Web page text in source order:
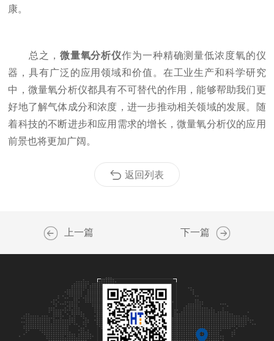
康。
总之， 微量氧分析仪作为一种精确测量低浓度氧的仪
器，具有广泛的应用领域和价值。在工业生产和科学研究
中，微量氧分析仪都具有不可替代的作用，能够帮助我们更
好地了解气体成分和浓度，进一步推动相关领域的发展。随
着科技的不断进步和应用需求的增长，微量氧分析仪的应用
前景也将更加广阔。
返回列表
上一篇 下一篇